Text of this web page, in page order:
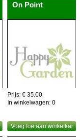
On Point
Prijs: € 35.00
In winkelwagen: 0
Voeg toe aan winkelkar